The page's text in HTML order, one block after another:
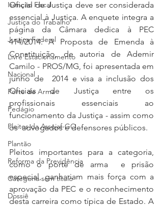
Isenção Fiscal
Justiça do Trabalho
Justiça Federal
Livre Estacionamento
Nacional
Porte de Arma
Pedágio
Pleitos da Assojaf-GO
Plantão
Reforma da Previdência
Categoria sem título
Dossiê
Oficial de Justiça deve ser considerada
essencial à Justiça. A enquete integra a
página da Câmara dedica à PEC
414/2014. A Proposta de Emenda à
Constituição, de autoria de Ademir
Camilo - PROS/MG, foi apresentada em
junho de  2014 e visa a inclusão dos
Oficiais de Justiça entre os
profissionais essenciais ao
funcionamento da Justiça - assim como
os  advogados e defensores públicos.
Pleitos importantes para a categoria,
como o porte de arma  e prisão
especial, ganhariam mais força com a
aprovação da PEC e o reconhecimento
desta carreira como típica de Estado. A